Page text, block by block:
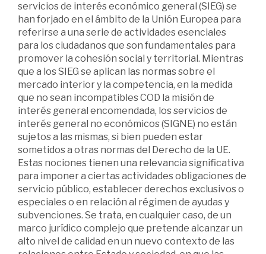
servicios de interés económico general (SIEG) se
han forjado en el ámbito de la Unión Europea para
referirse a una serie de actividades esenciales
para los ciudadanos que son fundamentales para
promover la cohesión social y territorial. Mientras
que a los SIEG se aplican las normas sobre el
mercado interior y la competencia, en la medida
que no sean incompatibles COD la misión de
interés general encomendada, los servicios de
interés general no económicos (SIGNE) no están
sujetos a las mismas, si bien pueden estar
sometidos a otras normas del Derecho de la UE.
Estas nociones tienen una relevancia significativa
para imponer a ciertas actividades obligaciones de
servicio público, establecer derechos exclusivos o
especiales o en relación al régimen de ayudas y
subvenciones. Se trata, en cualquier caso, de un
marco jurídico complejo que pretende alcanzar un
alto nivel de calidad en un nuevo contexto de las